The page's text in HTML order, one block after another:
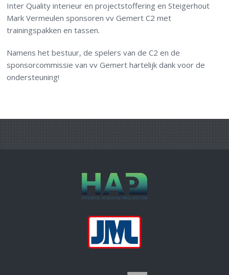
Inter Quality interieur en projectstoffering en Steigerhout
Mark Vermeulen sponsoren vv Gemert C2 met
trainingspakken en tassen.
Namens het bestuur, de spelers van de C2 en de
sponsorcommissie van vv Gemert hartelijk dank voor de
ondersteuning!